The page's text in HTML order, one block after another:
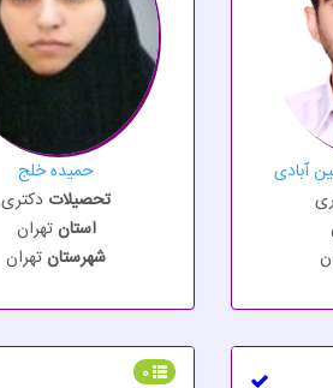
آبادی
حمیده خلج
تحصیلات دکتری
استانتهران
شهرستانتهران
0